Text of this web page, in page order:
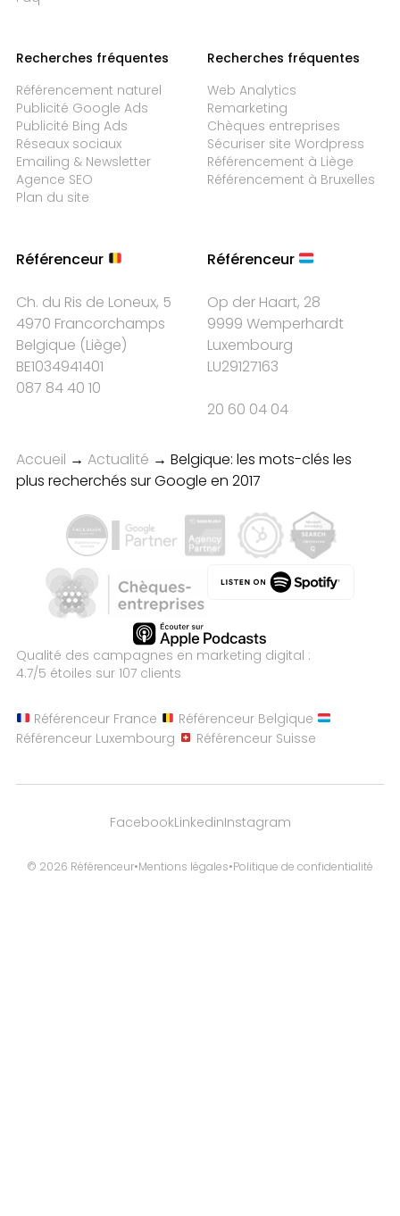
Recherches fréquentes
Référencement naturel
Publicité Google Ads
Publicité Bing Ads
Réseaux sociaux
Emailing & Newsletter
Agence SEO
Plan du site
Recherches fréquentes
Web Analytics
Remarketing
Chèques entreprises
Sécuriser site Wordpress
Référencement à Liège
Référencement à Bruxelles
Référenceur
Ch. du Ris de Loneux, 5
4970 Francorchamps
Belgique (Liège)
BE1034941401
087 84 40 10
Référenceur
Op der Haart, 28
9999 Wemperhardt
Luxembourg
LU29127163
20 60 04 04
Accueil → Actualité → Belgique: les mots-clés les
plus recherchés sur Google en 2017
Qualité des campagnes en marketing digital :
4.7/5 étoiles sur 107 clients
Référenceur France
Référenceur Belgique
Référenceur Luxembourg
Référenceur Suisse
© 2026 Référenceur•Mentions légales•Politique de confidentialité
FacebookLinkedinInstagram